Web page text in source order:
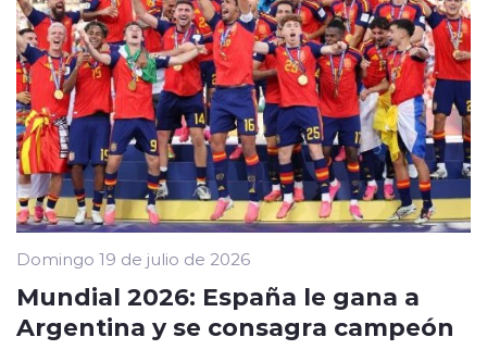
Domingo 19 de julio de 2026
Mundial 2026: España le gana a
Argentina y se consagra campeón